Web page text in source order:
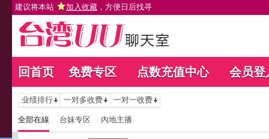
建议将本站 加入收藏 ，方便日后找寻
回首页 免费专区 点数充值中心 会员登
业绩排行 一对多收费 一对一收费
全部在線 台妹专区 內地主播